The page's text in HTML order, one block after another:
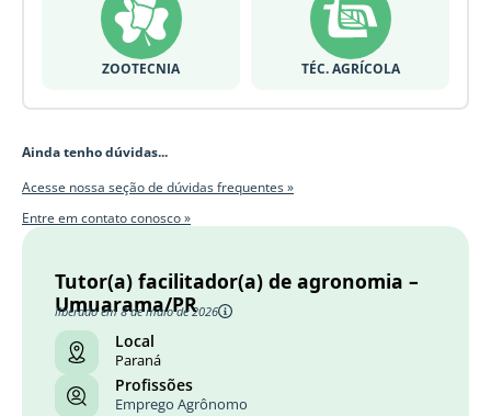
ZOOTECNIA TÉC. AGRÍCOLA
Ainda tenho dúvidas...
Acesse nossa seção de dúvidas frequentes »
Entre em contato conosco »
Tutor(a) facilitador(a) de agronomia –
Umuarama/PR
liberado em 8 de maio de 2026
Local
Paraná
Profissões
Emprego Agrônomo